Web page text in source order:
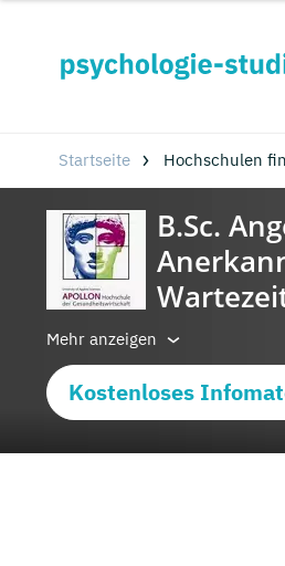
Startseite Hochschulen
Mehr anzeigen
Kostenloses